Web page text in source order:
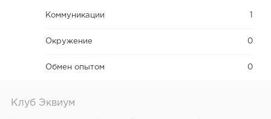
От стартапа за 30 тысяч рублей до бизнеса стоимостью
Коммуникации
Окружение 0
Обмен опытом 0
Клуб Эквиум